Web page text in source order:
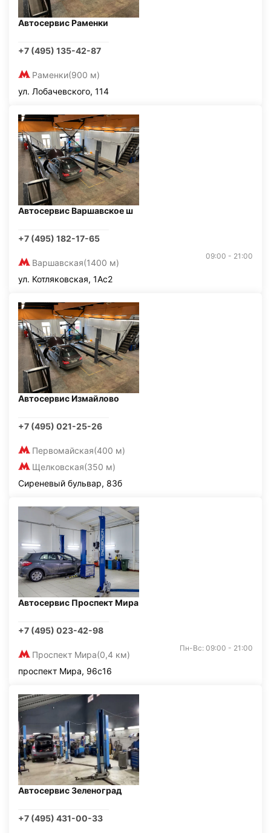
Автосервис Раменки
+7 (495) 135-42-87
Раменки(900 м)
ул. Лобачевского, 114
Автосервис Варшавское ш
+7 (495) 182-17-65
Варшавская(1400 м)
09:00 - 21:00
ул. Котляковская, 1Ас2
Автосервис Измайлово
+7 (495) 021-25-26
Первомайская(400 м)
Щелковская(350 м)
Сиреневый бульвар, 83б
Автосервис Проспект Мира
+7 (495) 023-42-98
Проспект Мира(0,4 км)
Пн-Вс: 09:00 - 21:00
проспект Мира, 96с16
Автосервис Зеленоград
+7 (495) 431-00-33